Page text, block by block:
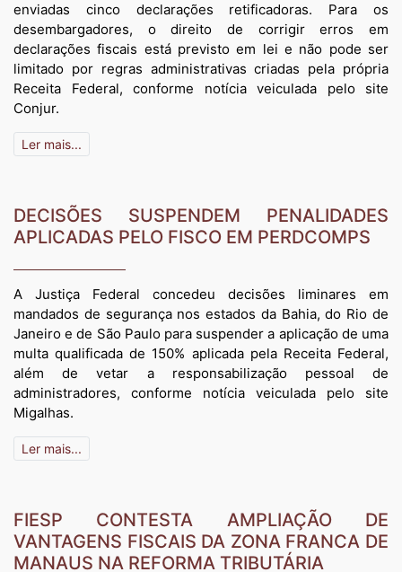
enviadas cinco declarações retificadoras. Para os
desembargadores, o direito de corrigir erros em
declarações fiscais está previsto em lei e não pode ser
limitado por regras administrativas criadas pela própria
Receita Federal, conforme notícia veiculada pelo site
Conjur.
Ler mais...
DECISÕES SUSPENDEM PENALIDADES
APLICADAS PELO FISCO EM PERDCOMPS
A Justiça Federal concedeu decisões liminares em
mandados de segurança nos estados da Bahia, do Rio de
Janeiro e de São Paulo para suspender a aplicação de uma
multa qualificada de 150% aplicada pela Receita Federal,
além de vetar a responsabilização pessoal de
administradores, conforme notícia veiculada pelo site
Migalhas.
Ler mais...
FIESP CONTESTA AMPLIAÇÃO DE
VANTAGENS FISCAIS DA ZONA FRANCA DE
MANAUS NA REFORMA TRIBUTÁRIA